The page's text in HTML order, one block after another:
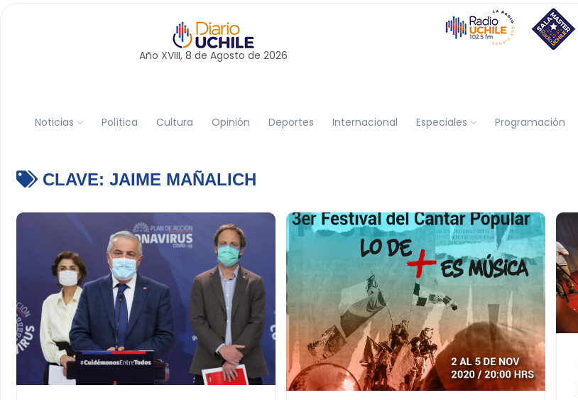
Año XVIII, 8 de Agosto de 2026
Noticias Política Cultura Opinión Deportes Internacional Especiales Programación
CLAVE: JAIME MAÑALICH